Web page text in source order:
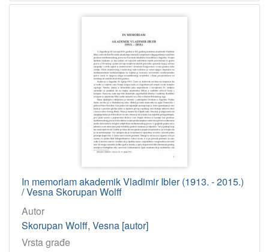
In memoriam akademik Vladimir Ibler (1913. - 2015.)
/ Vesna Skorupan Wolff
Autor
Skorupan Wolff, Vesna [autor]
Vrsta građe